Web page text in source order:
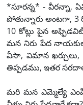
*సూరన్న* - వీరన్నా,
పోతున్నారు అంటగా, 3
10 కోట్లు పైన
మన నిరు పేద
వీసా, విమాన ఖర్చులు,
తిప్పడము, ఇతర
మరి మన ఎమ్మెల్యే